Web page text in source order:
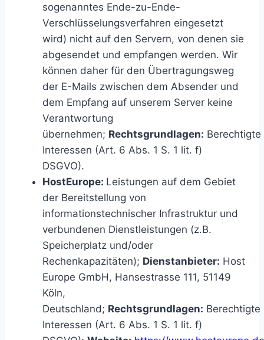
sogenanntes Ende-zu-Ende-
Verschlüsselungsverfahren eingesetzt
wird) nicht auf den Servern, von denen sie
abgesendet und empfangen werden. Wir
können daher für den Übertragungsweg
der E-Mails zwischen dem Absender und
dem Empfang auf unserem Server keine
Verantwortung
übernehmen; Rechtsgrundlagen: Berechtigte
Interessen (Art. 6 Abs. 1 S. 1 lit. f)
DSGVO).
HostEurope: Leistungen auf dem Gebiet
der Bereitstellung von
informationstechnischer Infrastruktur und
verbundenen Dienstleistungen (z.B.
Speicherplatz und/oder
Rechenkapazitäten); Dienstanbieter: Host
Europe GmbH, Hansestrasse 111, 51149
Köln,
Deutschland; Rechtsgrundlagen: Berechtigte
Interessen (Art. 6 Abs. 1 S. 1 lit. f)